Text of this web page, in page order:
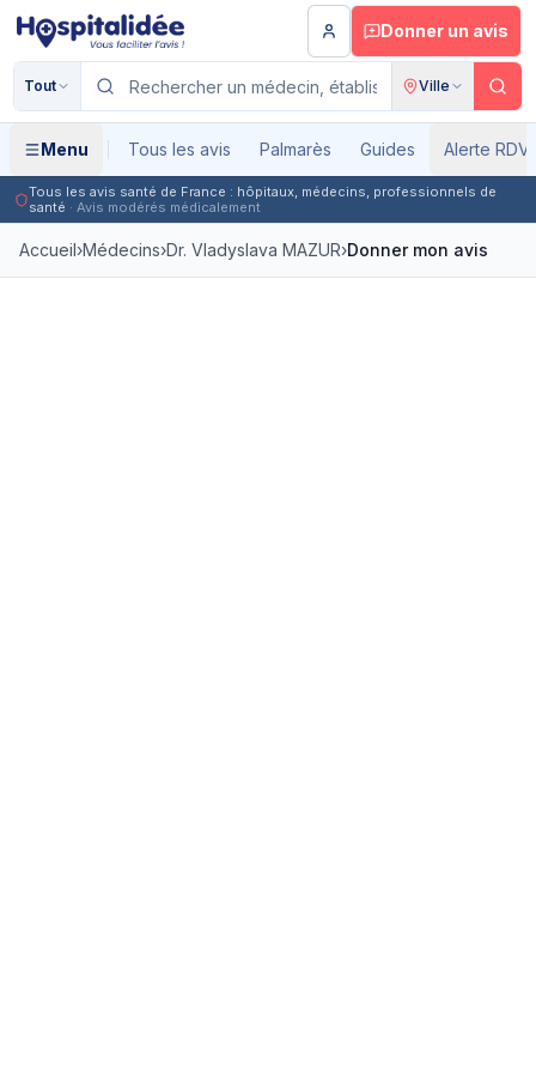
Aller au contenu principal
Donner un avis
Tout Ville
Menu Tous les avis Palmarès Guides Alerte RDV
Tous les avis santé de France : hôpitaux, médecins, professionnels de
santé · Avis modérés médicalement
Accueil›Médecins›Dr. Vladyslava MAZUR›Donner mon avis